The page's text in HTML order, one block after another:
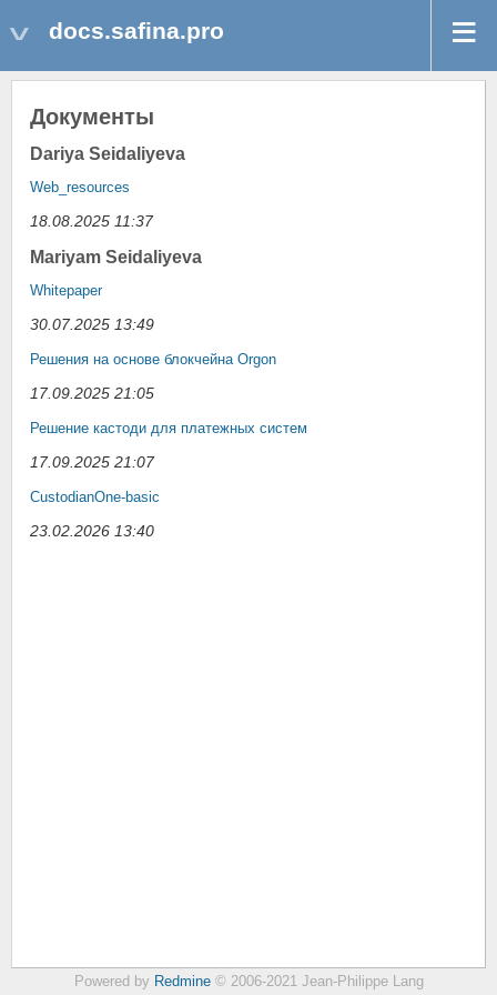
docs.safina.pro
Документы
Dаriуа Sеidаliуеvа
Web_resources
18.08.2025 11:37
Mariyam Seidaliyeva
Whitepaper
30.07.2025 13:49
Решения на основе блокчейна Orgon
17.09.2025 21:05
Решение кастоди для платежных систем
17.09.2025 21:07
CustodianOne-basic
23.02.2026 13:40
Powered by Redmine© 2006-2021 Jean-Philippe Lang